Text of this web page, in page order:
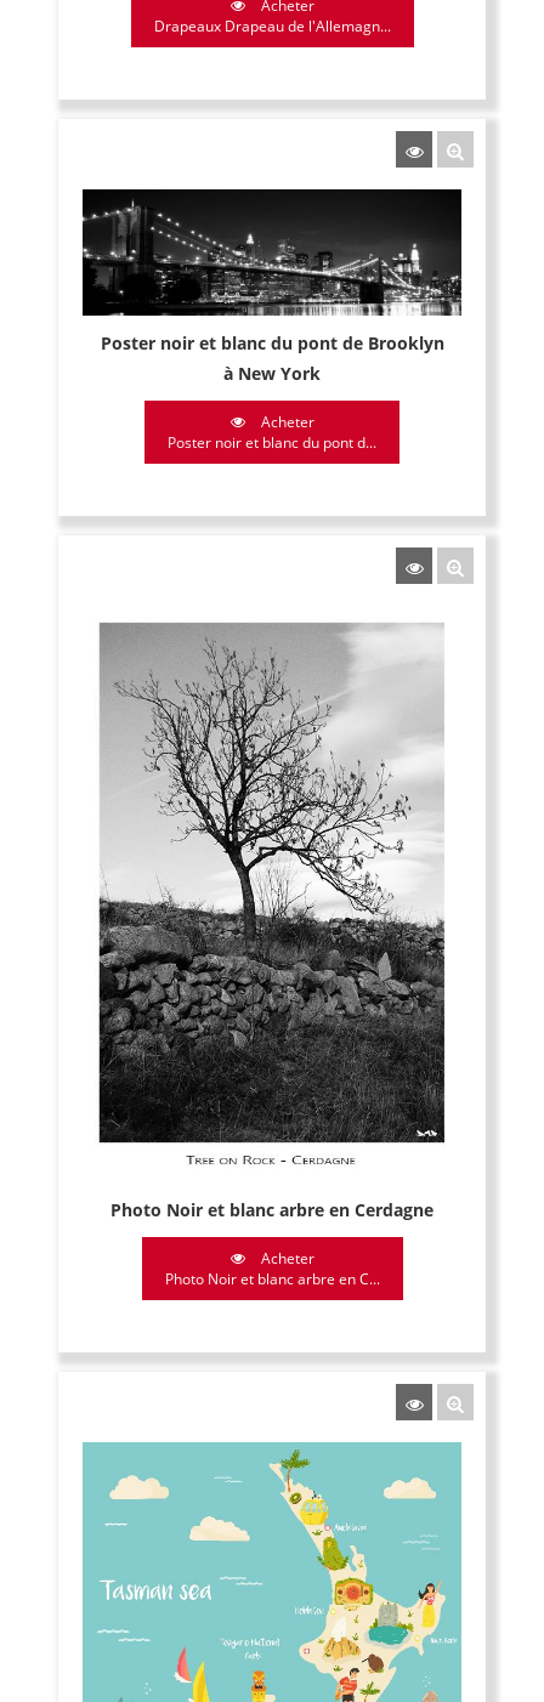
Acheter
Drapeaux Drapeau de l'Allemagn...
Poster noir et blanc du pont de Brooklyn
à New York
Acheter
Poster noir et blanc du pont d...
Photo Noir et blanc arbre en Cerdagne
Acheter
Photo Noir et blanc arbre en C...